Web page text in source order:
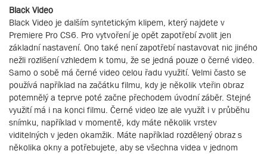
Black Video
Black Video je dalším syntetickým klipem, který najdete v
Premiere Pro CS6. Pro vytvoření je opět zapotřebí zvolit jen
základní nastavení. Ono také není zapotřebí nastavovat nic jiného
nežli rozlišení vzhledem k tomu, že se jedná pouze o černé video.
Samo o sobě má černé video celou řadu využití. Velmi často se
používá například na začátku filmu, kdy je několik vteřin obraz
potemnělý a teprve poté začne přechodem úvodní záběr. Stejné
využití má i na konci filmu. Černé video lze ale využít i v průběhu
snímku, například v momentě, kdy máte několik vrstev
viditelných v jeden okamžik. Máte například rozdělený obraz s
několika okny a potřebujete, aby se všechna videa v jednom